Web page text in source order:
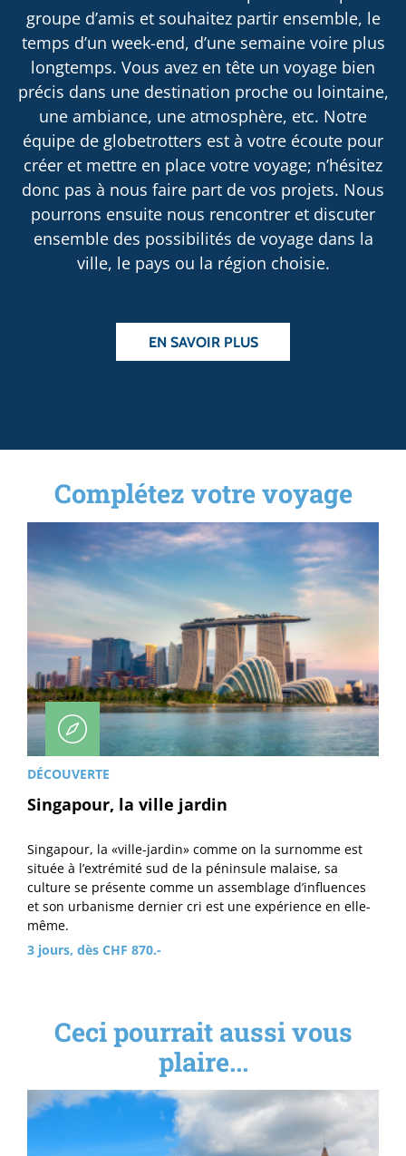
groupe d’amis et souhaitez partir ensemble, le
temps d’un week-end, d’une semaine voire plus
longtemps. Vous avez en tête un voyage bien
précis dans une destination proche ou lointaine,
une ambiance, une atmosphère, etc. Notre
équipe de globetrotters est à votre écoute pour
créer et mettre en place votre voyage; n’hésitez
donc pas à nous faire part de vos projets. Nous
pourrons ensuite nous rencontrer et discuter
ensemble des possibilités de voyage dans la
ville, le pays ou la région choisie.
EN SAVOIR PLUS
Complétez votre voyage
DÉCOUVERTE
Singapour, la ville jardin
Singapour, la «ville-jardin» comme on la surnomme est
située à l’extrémité sud de la péninsule malaise, sa
culture se présente comme un assemblage d’influences
et son urbanisme dernier cri est une expérience en elle-
même.
3 jours, dès CHF 870.-
Ceci pourrait aussi vous
plaire...